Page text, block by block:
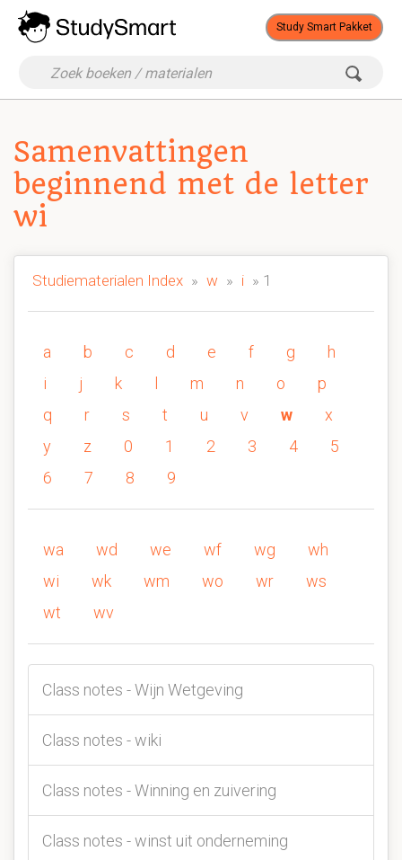
Study Smart Pakket
Samenvattingen
beginnend met de letter
wi
Studiematerialen Index » w » i » 1
a b c d e f g
h
i
j k m n o
p
q
r s t u v w
x
y
z 0 1 2 3 4
5
6
7 8 9
wa wd we wf wg
wh
wi
wk wm wo wr
ws
wt
wv
Class notes - Wijn Wetgeving
Class notes - wiki
Class notes - Winning en zuivering
Class notes - winst uit onderneming